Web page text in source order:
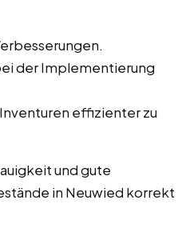
der Implementierung
effizienter zu
und gute
in Neuwied korrekt